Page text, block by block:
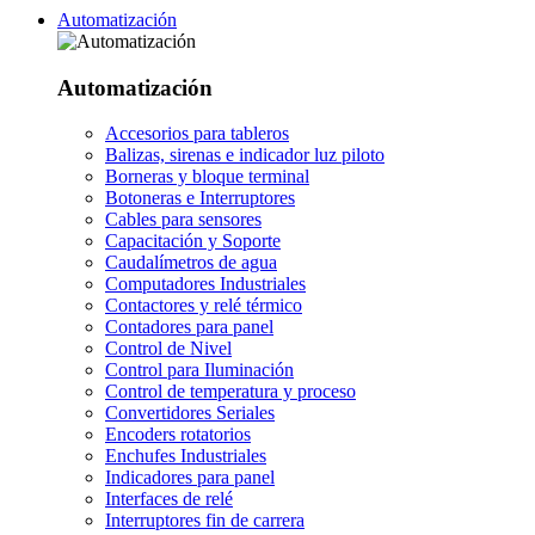
Automatización
Automatización
Accesorios para tableros
Balizas, sirenas e indicador luz piloto
Borneras y bloque terminal
Botoneras e Interruptores
Cables para sensores
Capacitación y Soporte
Caudalímetros de agua
Computadores Industriales
Contactores y relé térmico
Contadores para panel
Control de Nivel
Control para Iluminación
Control de temperatura y proceso
Convertidores Seriales
Encoders rotatorios
Enchufes Industriales
Indicadores para panel
Interfaces de relé
Interruptores fin de carrera